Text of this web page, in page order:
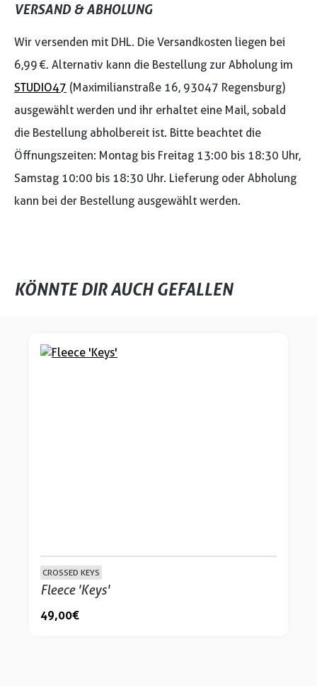
VERSAND & ABHOLUNG
Wir versenden mit DHL. Die Versandkosten liegen bei
6,99 €. Alternativ kann die Bestellung zur Abholung im
STUDIO47 (Maximilianstraße 16, 93047 Regensburg)
ausgewählt werden und ihr erhaltet eine Mail, sobald
die Bestellung abholbereit ist. Bitte beachtet die
Öffnungszeiten: Montag bis Freitag 13:00 bis 18:30 Uhr,
Samstag 10:00 bis 18:30 Uhr. Lieferung oder Abholung
kann bei der Bestellung ausgewählt werden.
KÖNNTE DIR AUCH GEFALLEN
CROSSED KEYS
Fleece 'Keys'
49,00 €